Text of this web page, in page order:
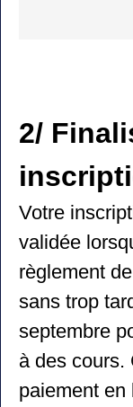
UNE
CLUB
2/
Votre
validée
règlement
sans trop
septembre
à des cours.
paiement en